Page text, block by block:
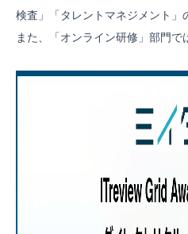
検査」「タレントマネジメント」
また、「オンライン研修」部門で